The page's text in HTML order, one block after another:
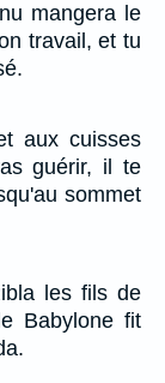
mangera le
travail, et tu
aux cuisses
guérir, il te
sommet
les fils de
Babylone fit